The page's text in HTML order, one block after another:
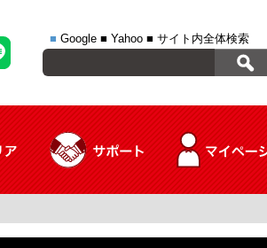
■ Google ■ Yahoo ■ サイト内全体検索